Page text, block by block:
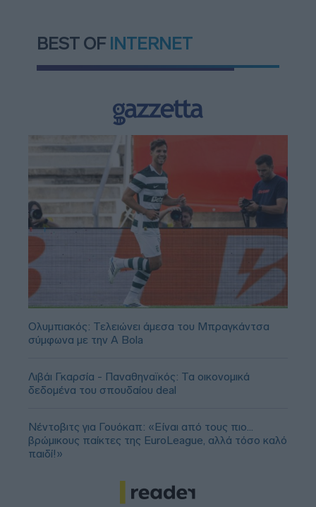
BEST OF INTERNET
Ολυμπιακός: Τελειώνει άμεσα του Μπραγκάντσα
σύμφωνα με την A Bola
Λιβάι Γκαρσία - Παναθηναϊκός: Τα οικονομικά
δεδομένα του σπουδαίου deal
Νέντοβιτς για Γουόκαπ: «Είναι από τους πιο...
βρώμικους παίκτες της EuroLeague, αλλά τόσο καλό
παιδί!»